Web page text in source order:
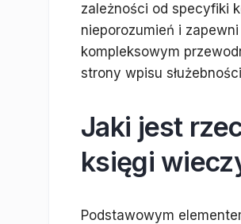
zależności od specyfiki
nieporozumień i
kompleksowym
strony wpisu
Jaki jest
księgi
Podstawowym